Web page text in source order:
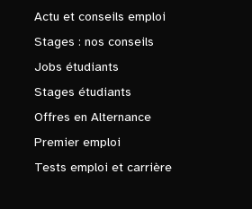
Actu et conseils emploi
Stages : nos conseils
Jobs étudiants
Stages étudiants
Offres en Alternance
Premier emploi
Tests emploi et carrière